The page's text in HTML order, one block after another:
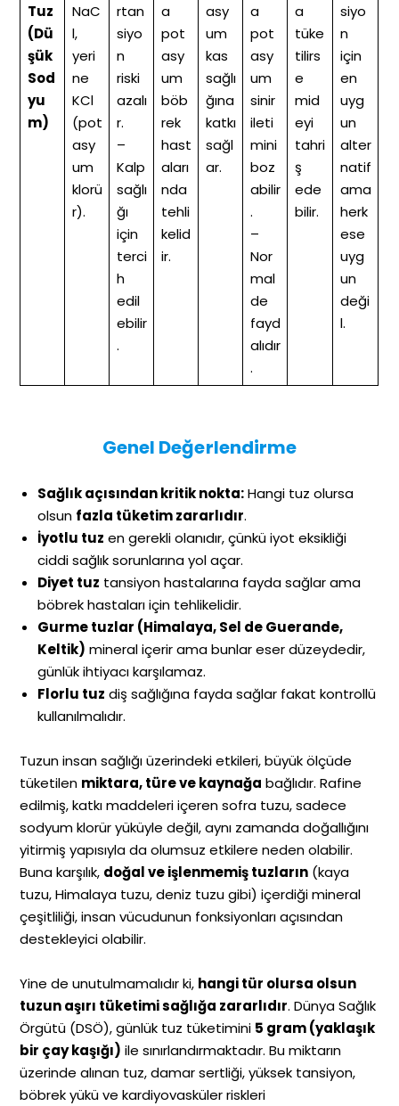
Tuz
(Dü
şük
Sod
yu
m)
NaC
l,
yeri
ne
KCl
(pot
asy
um
klorü
r).
rtan
siyo
n
riski
azalı
r.
–
Kalp
sağlı
ğı
için
terci
h
edil
ebilir
.
a
pot
asy
um
böb
rek
hast
aları
nda
tehli
kelid
ir.
asy
um
kas
sağlı
ğına
katkı
sağl
ar.
a
pot
asy
um
sinir
ileti
mini
boz
abilir
.
–
Nor
mal
de
fayd
alıdır
.
a
tüke
tilirs
e
mid
eyi
tahri
ş
ede
bilir.
siyo
n
için
en
uyg
un
alter
natif
ama
herk
ese
uyg
un
deği
l.
Genel Değerlendirme
Sağlık açısından kritik nokta:Hangi tuz olursa
olsun fazla tüketim zararlıdır.
İyotlu tuz en gerekli olanıdır, çünkü iyot eksikliği
ciddi sağlık sorunlarına yol açar.
Diyet tuz tansiyon hastalarına fayda sağlar ama
böbrek hastaları için tehlikelidir.
Gurme tuzlar (Himalaya, Sel de Guerande,
Keltik) mineral içerir ama bunlar eser düzeydedir,
günlük ihtiyacı karşılamaz.
Florlu tuz diş sağlığına fayda sağlar fakat kontrollü
kullanılmalıdır.
Tuzun insan sağlığı üzerindeki etkileri, büyük ölçüde
tüketilen miktara, türe ve kaynağa bağlıdır. Rafine
edilmiş, katkı maddeleri içeren sofra tuzu, sadece
sodyum klorür yüküyle değil, aynı zamanda doğallığını
yitirmiş yapısıyla da olumsuz etkilere neden olabilir.
Buna karşılık, doğal ve işlenmemiş tuzların (kaya
tuzu, Himalaya tuzu, deniz tuzu gibi) içerdiği mineral
çeşitliliği, insan vücudunun fonksiyonları açısından
destekleyici olabilir.
Yine de unutulmamalıdır ki, hangi tür olursa olsun
tuzun aşırı tüketimi sağlığa zararlıdır. Dünya Sağlık
Örgütü (DSÖ), günlük tuz tüketimini 5 gram (yaklaşık
bir çay kaşığı) ile sınırlandırmaktadır. Bu miktarın
üzerinde alınan tuz, damar sertliği, yüksek tansiyon,
böbrek yükü ve kardiyovasküler riskleri